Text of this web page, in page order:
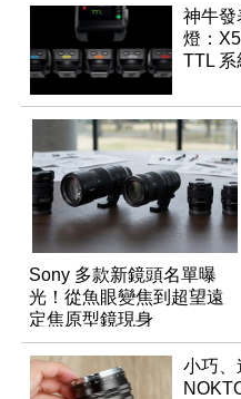
神牛發
燈：
TTL 系
Sony 多款新鏡頭名單曝
光！從魚眼變焦到超望遠
定焦原型鏡現身
小巧、